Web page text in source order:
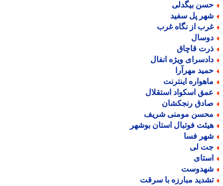
بیگدلی
پل سفید
از نگاه غرب
قاچاق
ویژه انفال
مهرآرا
اینترنت
اسکواد استقلال
رنجکشان
مومنی شریف
فوتبال استان بوشهر
فسا
لی
مبارزه با سرقت